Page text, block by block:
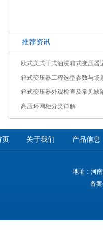
推荐资讯
欧式美式干式油浸箱式变压器
箱式变压器工程选型参数与场
箱式变压器外观检查及常见缺
高压环网柜分类详解
页 关于我们 产品信息
地址：河
备